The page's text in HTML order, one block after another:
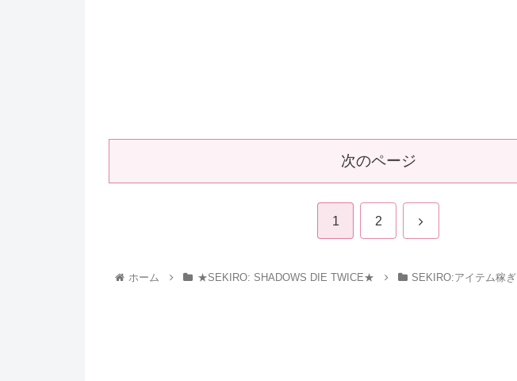
次のページ
1 2
ホーム ★SEKIRO: SHADOWS DIE TWICE★ SEKIRO:アイテム稼ぎ